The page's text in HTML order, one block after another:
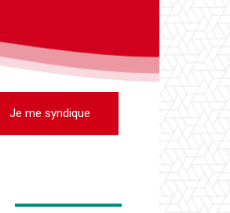
Je me syndique